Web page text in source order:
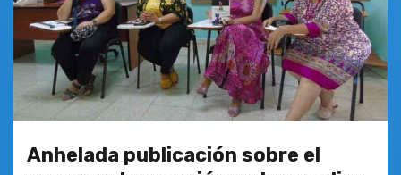
Anhelada publicación sobre el